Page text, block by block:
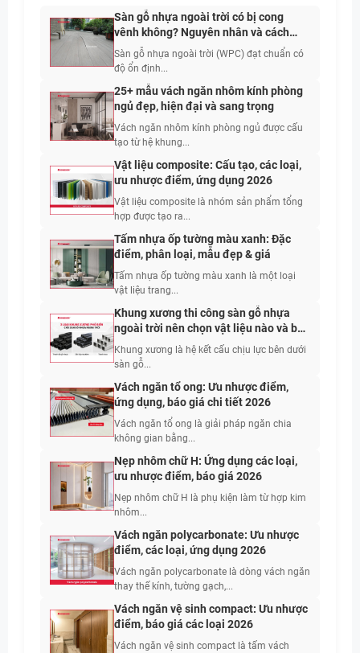
Sàn gỗ nhựa ngoài trời có bị cong
vênh không? Nguyên nhân và cách
hạn chế
Sàn gỗ nhựa ngoài trời (WPC) đạt chuẩn có
độ ổn định...
25+ mẫu vách ngăn nhôm kính phòng
ngủ đẹp, hiện đại và sang trọng
Vách ngăn nhôm kính phòng ngủ được cấu
tạo từ hệ khung...
Vật liệu composite: Cấu tạo, các loại,
ưu nhược điểm, ứng dụng 2026
Vật liệu composite là nhóm sản phẩm tổng
hợp được tạo ra...
Tấm nhựa ốp tường màu xanh: Đặc
điểm, phân loại, mẫu đẹp & giá
Tấm nhựa ốp tường màu xanh là một loại
vật liệu trang...
Khung xương thi công sàn gỗ nhựa
ngoài trời nên chọn vật liệu nào và bố
trí khoảng cách bao nhiêu?
Khung xương là hệ kết cấu chịu lực bên dưới
sàn gỗ...
Vách ngăn tổ ong: Ưu nhược điểm,
ứng dụng, báo giá chi tiết 2026
Vách ngăn tổ ong là giải pháp ngăn chia
không gian bằng...
Nẹp nhôm chữ H: Ứng dụng các loại,
ưu nhược điểm, báo giá 2026
Nẹp nhôm chữ H là phụ kiện làm từ hợp kim
nhôm...
Vách ngăn polycarbonate: Ưu nhược
điểm, các loại, ứng dụng 2026
Vách ngăn polycarbonate là dòng vách ngăn
thay thế kính, tường gạch,...
Vách ngăn vệ sinh compact: Ưu nhược
điểm, báo giá các loại 2026
Vách ngăn vệ sinh compact là tấm vách